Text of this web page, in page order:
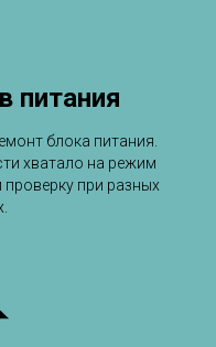
питания
блока питания.
хватало на режим
при разных